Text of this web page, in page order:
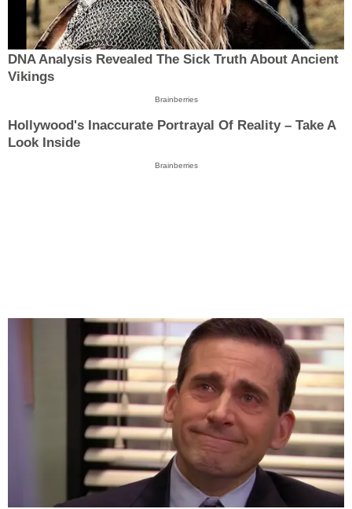
DNA Analysis Revealed The Sick Truth About Ancient
Vikings
Brainberries
Hollywood's Inaccurate Portrayal Of Reality – Take A
Look Inside
Brainberries